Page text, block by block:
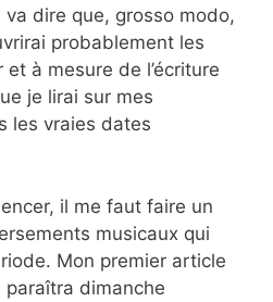
dire que, grosso modo,
probablement les
à mesure de l’écriture
je lirai sur mes
les vraies dates
il me faut faire un
musicaux qui
Mon premier article
dimanche